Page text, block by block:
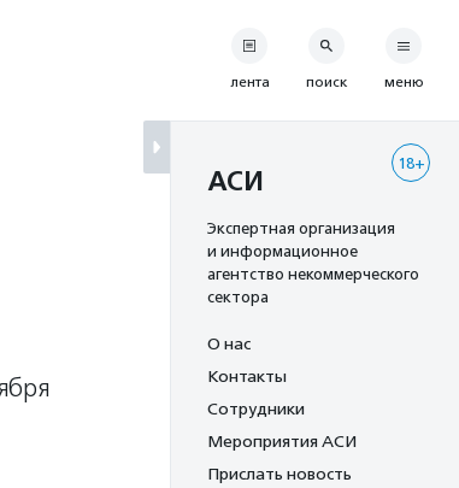
лента поиск меню
18+
АСИ
Экспертная организация
и информационное
агентство некоммерческого
сектора
О нас
Контакты
Сотрудники
Мероприятия АСИ
Прислать новость